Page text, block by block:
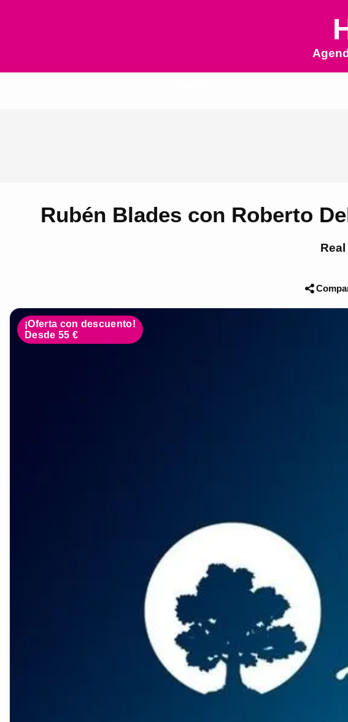
Rubén Blades con Roberto
¡Oferta con descuento!
Desde 55 €